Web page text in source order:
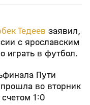
Тедеев заявил,
с ярославским
играть в футбол.
Пути
прошла во вторник
1:0